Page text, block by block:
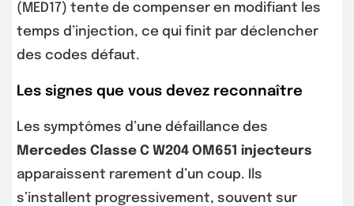
(MED17) tente de compenser en modifiant les
temps d’injection, ce qui finit par déclencher
des codes défaut.
Les signes que vous devez reconnaître
Les symptômes d’une défaillance des
Mercedes Classe C W204 OM651 injecteurs
apparaissent rarement d’un coup. Ils
s’installent progressivement, souvent sur